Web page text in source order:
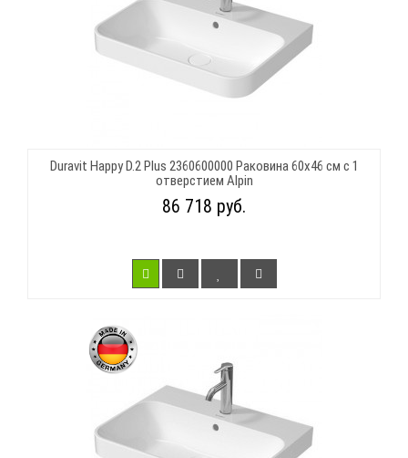
Duravit Happy D.2 Plus 2360600000 Раковина 60х46 см с 1
отверстием Alpin
86 718 руб.